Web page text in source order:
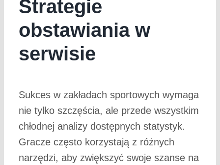
Strategie
obstawiania w
serwisie
Sukces w zakładach sportowych wymaga
nie tylko szczęścia, ale przede wszystkim
chłodnej analizy dostępnych statystyk.
Gracze często korzystają z różnych
narzędzi, aby zwiększyć swoje szanse na